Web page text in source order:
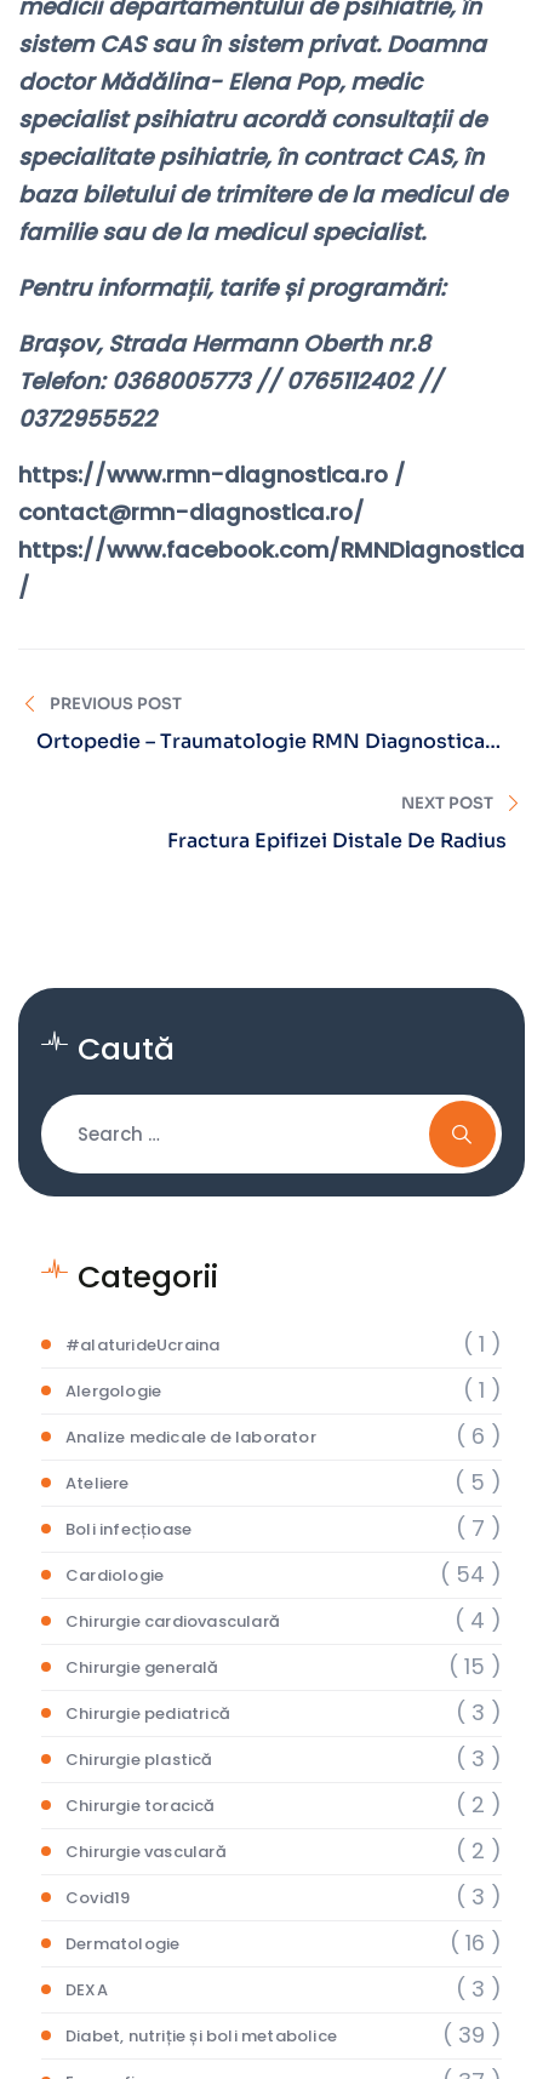
medicii departamentului de psihiatrie, în
sistem CAS sau în sistem privat. Doamna
doctor Mădălina- Elena Pop, medic
specialist psihiatru acordă consultații de
specialitate psihiatrie, în contract CAS, în
baza biletului de trimitere de la medicul de
familie sau de la medicul specialist.
Pentru informații, tarife și programări:
Brașov, Strada Hermann Oberth nr.8
Telefon: 0368005773 // 0765112402 //
0372955522
https://www.rmn-diagnostica.ro /
contact@rmn-diagnostica.ro/
https://www.facebook.com/RMNDiagnostica
/
PREVIOUS POST
Ortopedie – Traumatologie RMN Diagnostica
NEXT POST
Fractura Epifizei Distale De Radius
Caută
Categorii
#alaturideUcraina ( 1 )
Alergologie ( 1 )
Analize medicale de laborator ( 6 )
Ateliere ( 5 )
Boli infecțioase ( 7 )
Cardiologie ( 54 )
Chirurgie cardiovasculară ( 4 )
Chirurgie generală ( 15 )
Chirurgie pediatrică ( 3 )
Chirurgie plastică ( 3 )
Chirurgie toracică ( 2 )
Chirurgie vasculară ( 2 )
Covid19 ( 3 )
Dermatologie ( 16 )
DEXA ( 3 )
Diabet, nutriție și boli metabolice ( 39 )